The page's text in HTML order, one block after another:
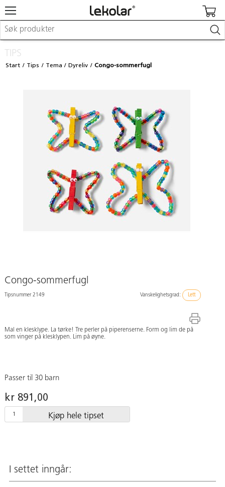
Møbler & innredning
Kunst & håndverk
Skole- & kontormateriell
Logge inn / registrere meg
Kampanjer/kataloger
TIPS
Start Tips Tema Dyreliv Congo-sommerfugl
Congo-sommerfugl
Tipsnummer 2149 Vanskelighetsgrad: Lett
Mal en klesklype. La tørke! Tre perler på piperenserne. Form og lim de på
som vinger på klesklypen. Lim på øyne.
Passer til 30 barn
kr 891,00
Kjøp hele tipset
I settet inngår: